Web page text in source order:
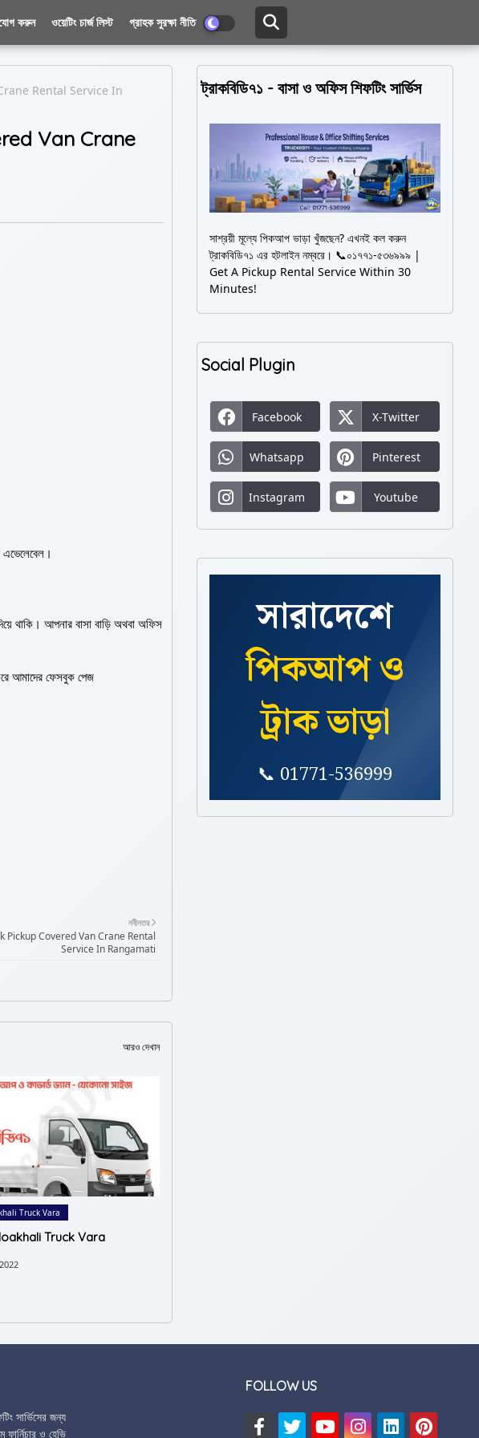
করুন ওয়েটিং চার্জ লিস্ট গ্রাহক সুরক্ষা নীতি
Crane Rental Service In
Van Crane
এভেলেবেল।
থাকি। আপনার বাসা বাড়ি অথবা অফিস
আমাদের ফেসবুক পেজ
নবীনতর
Truck Pickup Covered Van Crane Rental
Service In Rangamati
আরও দেখান
Truck Vara
Truck Vara
ট্রাকবিডি৭১ - বাসা ও অফিস শিফটিং সার্ভিস
সাশ্রয়ী মূল্যে পিকআপ ভাড়া খুঁজছেন? এখনই কল করুন
ট্রাকবিডি৭১ এর হটলাইন নম্বরে। 📞০১৭৭১-৫৩৬৯৯৯ |
Get A Pickup Rental Service Within 30
Minutes!
Social Plugin
Facebook X-Twitter
Whatsapp Pinterest
Instagram Youtube
সারাদেশে
পিকআপ ও
ট্রাক ভাড়া
📞 01771-536999
বাসা ও অফিস শিফটিং সার্ভিস
বা মেশিনারিজ শিফটিং
সার্ভিসের জন্য
ও হেভি
FOLLOW US